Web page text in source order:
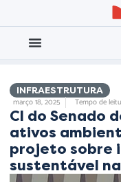
INFRAESTRUTURA
março 18, 2025 Tempo de
CI do Senado
ativos
projeto sobre
sustentável